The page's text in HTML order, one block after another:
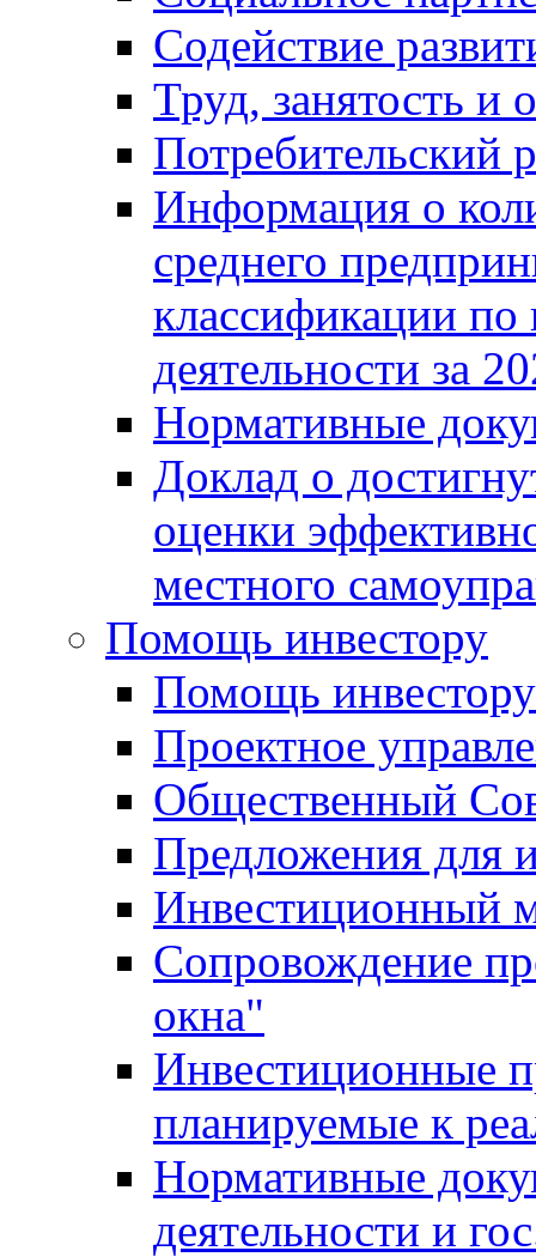
Содействие
Труд, занятость и
Потребительский
Информация о
среднего
классификации
деятельности за
Нормативные
Доклад о
оценки
местного
Помощь инвестору
Помощь инвестору
Проектное
Общественный
Предложения для
Инвестиционный
Сопровождение
окна"
Инвестиционные
планируемые к
Нормативные
деятельности и